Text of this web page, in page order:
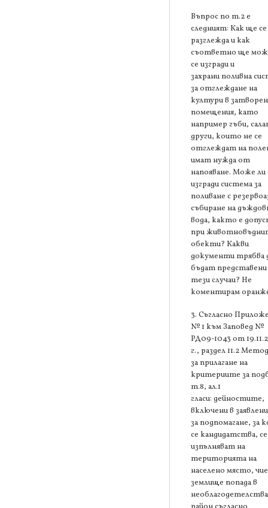
Въпрос по т.2 е
следният: Как ще се
разглежда и как
съответно ще
се изгради и
захрани поливна
за отглеждане на
култури в
помещения, като
например гъби,
други, които не се
отглеждат на
имат нужда от
напояване. Може ли
изгради система за
поливане с
събиране на
вода, както е
при
обекти? Какви
документи трябва
бъдат представени
тези случаи? Не
коментирам
3. Съгласно
№ 1 към Заповед №
РД09-1043 от
г., раздел 11.2
за прилагане на
критериите за
т.8, ал.1
гласи: дейностите,
включени в
за подпомагане, за
се кандидатства, се
изпълняват на
територията на
населено място,
землище попада в